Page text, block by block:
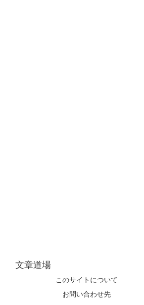
文章道場
このサイトについて
お問い合わせ先